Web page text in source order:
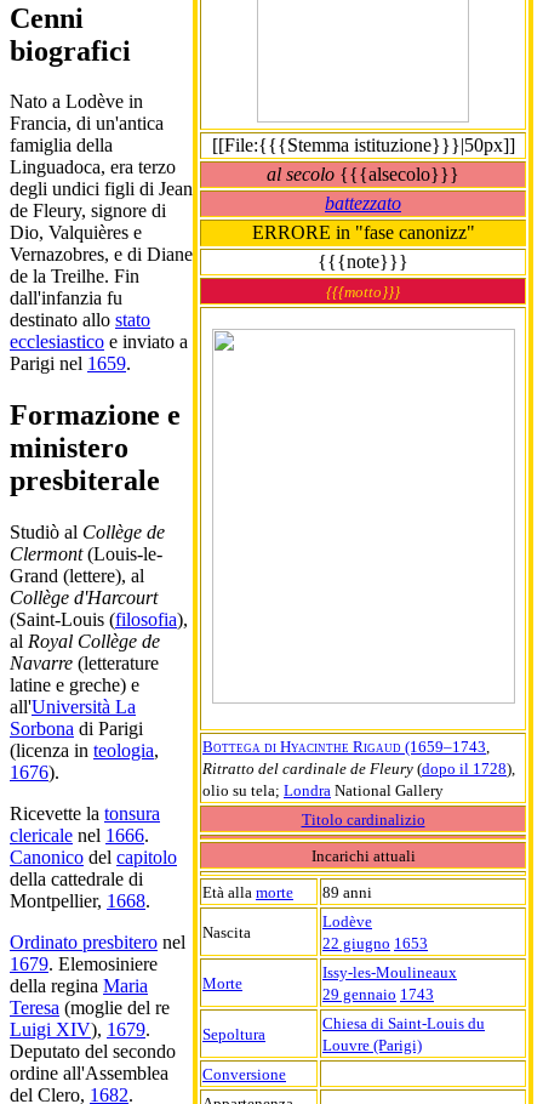
[[File:{{{Stemma istituzione}}}|50px]]
al secolo {{{alsecolo}}}
battezzato
ERRORE in "fase canonizz"
{{{note}}}
{{{motto}}}
Bottega di Hyacinthe Rigaud (1659–1743
Ritratto del cardinale de Fleury (dopo il 1728),
olio su tela; Londra National Gallery
Titolo cardinalizio
Incarichi attuali
Età alla morte 89 anni
Nascita
Lodève
22 giugno 1653
Morte
Issy-les-Moulineaux
29 gennaio 1743
Sepoltura
Chiesa di Saint-Louis du
Louvre (Parigi)
Conversione
Cenni
biografici
Nato a Lodève in
Francia, di un'antica
famiglia della
Linguadoca, era terzo
degli undici figli di Jean
de Fleury, signore di
Dio, Valquières e
Vernazobres, e di Diane
de la Treilhe. Fin
dall'infanzia fu
destinato allo stato
ecclesiastico e inviato a
Parigi nel 1659.
Formazione e
ministero
presbiterale
Studiò al Collège de
Clermont(Louis-le-
Grand (lettere), al
Collège d'Harcourt
(Saint-Louis (filosofia),
al Royal Collège de
Navarre (letterature
latine e greche) e
all'Università La
Sorbona di Parigi
(licenza in teologia,
1676).
Ricevette la tonsura
clericale nel 1666.
Canonico del capitolo
della cattedrale di
Montpellier, 1668.
Ordinato presbitero nel
1679. Elemosiniere
della regina Maria
Teresa (moglie del re
Luigi XIV), 1679.
Deputato del secondo
ordine all'Assemblea
del Clero, 1682.